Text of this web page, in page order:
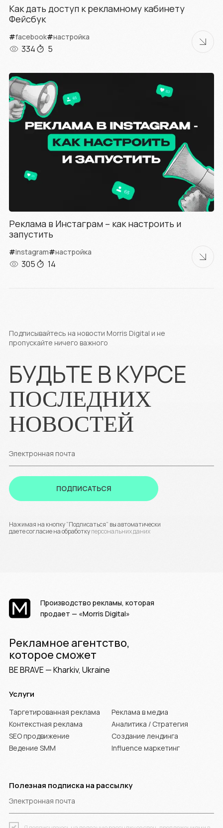
Как дать доступ к рекламному кабинету
Фейсбук
#facebook#настройка
334 5
Реклама в Инстаграм – как настроить и
запустить
#instagram#настройка
305 14
Подписывайтесь на новости Morris Digital и не
пропускайте ничего важного
БУДЬТЕ В КУРСЕ
ПОСЛЕДНИХ
НОВОСТЕЙ
Электронная почта
ПОДПИСАТЬСЯ
Нажимая на кнопку “Подписаться” вы автоматически
даете согласие на обработкуперсональних даних
Производство рекламы, которая
продает — «Morris Digital»
Рекламное агентство,
которое сможет
BE BRAVE — Kharkiv, Ukraine
Услуги
Таргетированная реклама
Контекстная реклама
SEO продвижение
Ведение SMM
Реклама в медиа
Аналитика / Стратегия
Создание лендинга
Influence маркетинг
Полезная подписка на рассылку
Электронная почта